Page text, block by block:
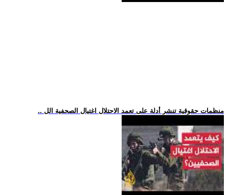
.. منظمات حقوقية تنشر أدلة على تعمد الاحتلال اغتيال الصحفية الل